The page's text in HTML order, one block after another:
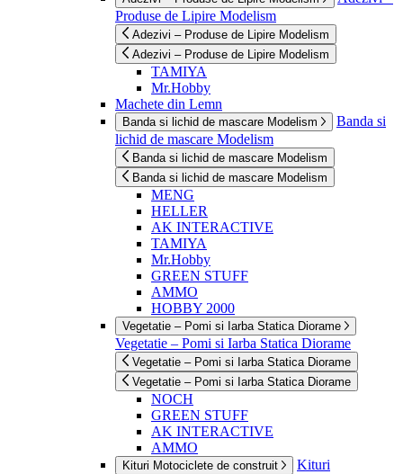
Produse de Lipire Modelism
Adezivi – Produse de Lipire Modelism
Adezivi – Produse de Lipire Modelism
TAMIYA
Mr.Hobby
Machete din Lemn
Banda si lichid de mascare Modelism
Banda si
lichid de mascare Modelism
Banda si lichid de mascare Modelism
Banda si lichid de mascare Modelism
MENG
HELLER
AK INTERACTIVE
TAMIYA
Mr.Hobby
GREEN STUFF
AMMO
HOBBY 2000
Vegetatie – Pomi si Iarba Statica Diorame
Vegetatie – Pomi si Iarba Statica Diorame
Vegetatie – Pomi si Iarba Statica Diorame
Vegetatie – Pomi si Iarba Statica Diorame
NOCH
GREEN STUFF
AK INTERACTIVE
AMMO
Kituri Motociclete de construit
Kituri